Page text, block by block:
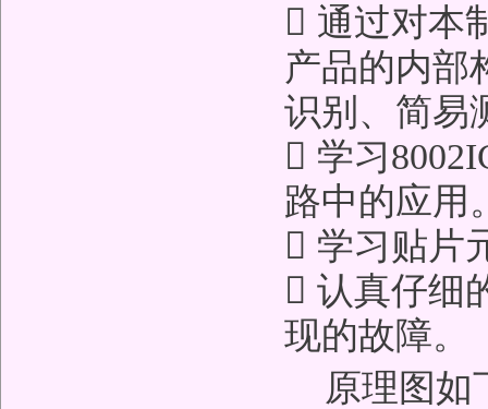
 通过对本
产品的内部
识别、简易
 学习
路中的应用
 学习贴片
 认真仔细
现的故障。
原理图如